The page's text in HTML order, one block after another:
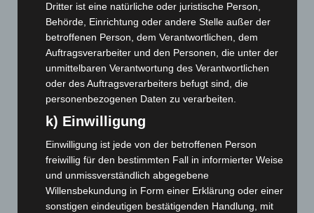
Juli 2023(118)
Juni 2023(142)
Mai 2023(139)
April 2023
(155)
März 2023(174)
Februar 2023(154)
Januar 2023(140)
Dezember 2022 (130)
November 2022(167)
Oktober 2022(166)
Dritter ist eine natürliche oder juristische Person,
Behörde, Einrichtung oder andere Stelle außer der
betroffenen Person, dem Verantwortlichen, dem
Auftragsverarbeiter und den Personen, die unter der
unmittelbaren Verantwortung des Verantwortlichen
oder des Auftragsverarbeiters befugt sind, die
personenbezogenen Daten zu verarbeiten.
k) Einwilligung
Einwilligung ist jede von der betroffenen Person
freiwillig für den bestimmten Fall in informierter Weise
und unmissverständlich abgegebene
Willensbekundung in Form einer Erklärung oder einer
sonstigen eindeutigen bestätigenden Handlung, mit